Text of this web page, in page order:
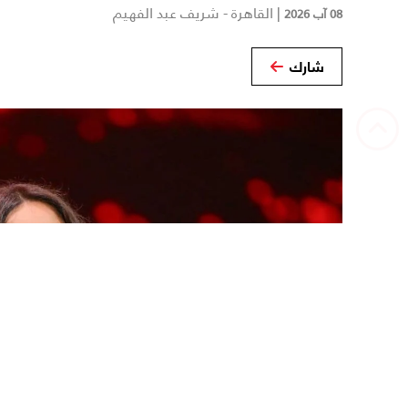
08 آب 2026 | القاهرة - شريف عبد الفهيم
شارك